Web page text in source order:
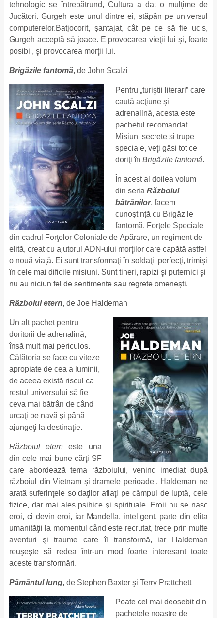
tehnologic se întrepătrund, Cultura a dat o mulţime de
Jucători. Gurgeh este unul dintre ei, stăpân pe universul
computerelor.Batjocorit, şantajat, cât pe ce să fie ucis,
Gurgeh acceptă să joace. E provocarea vieţii lui şi, foarte
posibil, şi provocarea morţii lui.
Brigăzile fantomă, de John Scalzi
Pentru „turiştii literari” care
caută acţiune şi
adrenalină, acesta este
pachetul recomandat.
Misiuni secrete si trupe
speciale, veţi găsi tot ce
doriţi în Brigăzile fantomă.
În acest al doilea volum
din seria Războiul
bătrânilor, facem
cunoștință cu Brigăzile
fantomă. Forţele Speciale
din cadrul Forţelor Coloniale de Apărare, un regiment de
elită, creat cu ajutorul ADN-ului morţilor care capătă astfel
o nouă viaţă. Ei sunt transformaţi în soldaţii perfecţi, trimişi
în cele mai dificile misiuni. Sunt tineri, rapizi şi puternici şi
nu au niciun fel de sentimente sau regrete omeneşti.
Războiul etern, de Joe Haldeman
Un alt pachet pentru
doritorii de adrenalină,
însă mult mai periculos.
Călătoria se face cu viteze
apropiate de cea a luminii,
de aceea există riscul ca
restul universului să fie
ceva mai bătrân de când
urcaţi pe navă şi până
ajungeţi la destinaţie.
Războiul eterneste una
din cele mai bune cărţi SF
care abordează tema războiului, venind imediat după
războiul din Vietnam şi dramele perioadei. Haldeman ne
arată suferinţele soldaţilor aflaţi pe câmpul de luptă, cele
fizice, dar mai ales psihice şi spirituale. Eroii nu se nasc
eroi, ci devin eroi, iar Mandella, inteligent, parte din elita
umanităţii la momentul când este recrutat, trece prin multe
aventuri şi traume care îl transformă, iar Haldeman
reuşeşte să redea într-un mod foarte interesant toate
aceste transformări.
Pământul lung, de Stephen Baxter şi Terry Prattchett
Poate cel mai deosebit din
pachetele noastre de